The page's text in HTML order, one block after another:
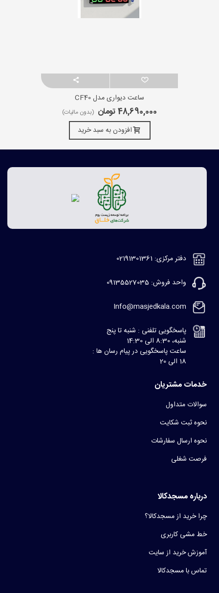
ساعت دیواری مدل CF40
48,690,000 تومان (بدون مالیات)
افزودن به سبد خرید
دفتر مرکزی: 02191301361
واحد فروش: 09135527035
Info@masjedkala.com
پاسخگویی تلفنی : شنبه تا پنج
شنبه، 8:30 الی 14:30
ساعت پاسخگویی در پیام رسان ها :
18 الی 20
خدمات مشتریان
سوالات متداول
نحوه ثبت شکایت
نحوه ارسال سفارشات
فرصت شغلی
درباره مسجدکالا
چرا خرید از مسجدکالا؟
خط مشی کاربری
آموزش خرید از سایت
تماس با مسجدکالا